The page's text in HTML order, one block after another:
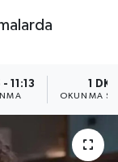
11:13 1 DK
OKUNMA